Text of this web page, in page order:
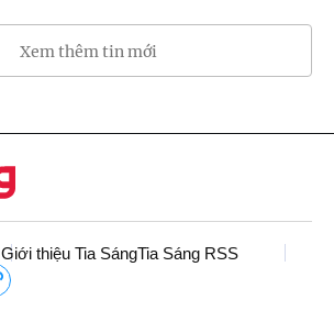
Xem thêm tin mới
Giới thiệu Tia SángTia Sáng RSS